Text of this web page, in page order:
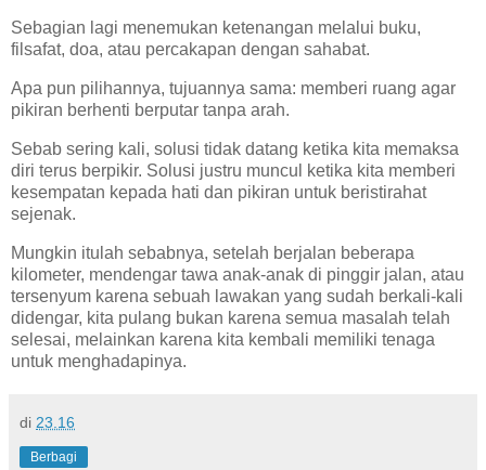
Sebagian lagi menemukan ketenangan melalui buku,
filsafat, doa, atau percakapan dengan sahabat.
Apa pun pilihannya, tujuannya sama: memberi ruang agar
pikiran berhenti berputar tanpa arah.
Sebab sering kali, solusi tidak datang ketika kita memaksa
diri terus berpikir. Solusi justru muncul ketika kita memberi
kesempatan kepada hati dan pikiran untuk beristirahat
sejenak.
Mungkin itulah sebabnya, setelah berjalan beberapa
kilometer, mendengar tawa anak-anak di pinggir jalan, atau
tersenyum karena sebuah lawakan yang sudah berkali-kali
didengar, kita pulang bukan karena semua masalah telah
selesai, melainkan karena kita kembali memiliki tenaga
untuk menghadapinya.
di 23.16
Berbagi